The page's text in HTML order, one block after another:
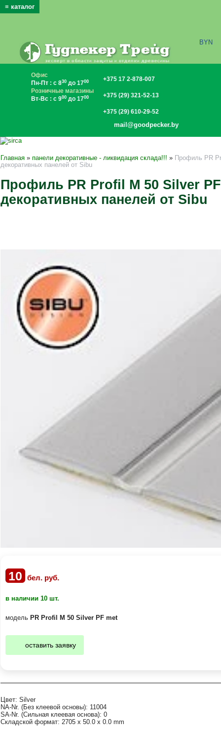
x
≡ каталог
BYN
Офис
Пн-Пт : с 830 до 1700
Розничные магазины
Вт-Вс : с 900 до 1700
+375 17 2-878-007
+375 (29) 321-52-13
+375 (29) 610-29-52
mail@goodpecker.by
Главная » панели декоративные - ликвидация склада!!! » Профиль PR
декоративных панелей от Sibu
Профиль PR Profil M 50 Silver
декоративных панелей от Sibu
10 бел. руб.
в наличии 10 шт.
модель PR Profil M 50 Silver PF met
оставить заявку
Цвет: Silver
NA-Nr. (Без клеевой основы): 11004
SA-Nr. (Сильная клеевая основа): 0
Складской формат: 2705 x 50.0 x 0.0 mm